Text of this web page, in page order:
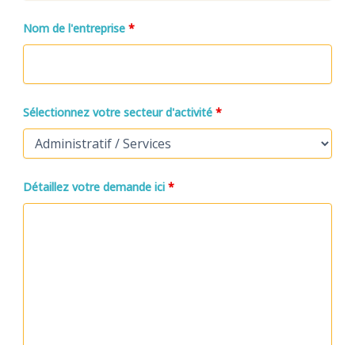
Nom de l'entreprise *
Sélectionnez votre secteur d'activité *
Détaillez votre demande ici *